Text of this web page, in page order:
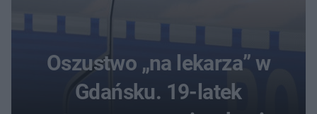
Oszustwo „na lekarza” w
Gdańsku. 19-latek